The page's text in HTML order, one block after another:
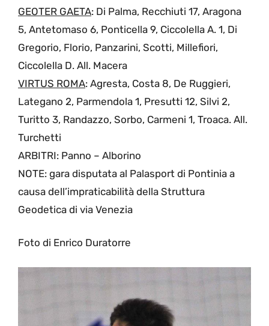
GEOTER GAETA: Di Palma, Recchiuti 17, Aragona
5, Antetomaso 6, Ponticella 9, Ciccolella A. 1, Di
Gregorio, Florio, Panzarini, Scotti, Millefiori,
Ciccolella D. All. Macera
VIRTUS ROMA: Agresta, Costa 8, De Ruggieri,
Lategano 2, Parmendola 1, Presutti 12, Silvi 2,
Turitto 3, Randazzo, Sorbo, Carmeni 1, Troaca. All.
Turchetti
ARBITRI: Panno – Alborino
NOTE: gara disputata al Palasport di Pontinia a
causa dell’impraticabilità della Struttura
Geodetica di via Venezia
Foto di Enrico Duratorre